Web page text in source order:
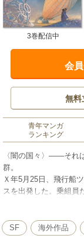
3巻配信中
会
無料
青年マンガ
ランキング
〈闇の国々〉――それ
群。
Ｘ年5月25日、飛行船
スを出発した。乗組員
ナンは、〈闇の国々
は、強制労働させられ
少女エラと出会う。エ
SF 海外作品